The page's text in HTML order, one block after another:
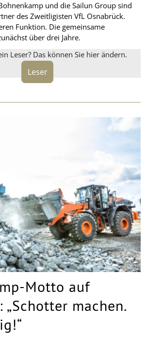
und die Sailun Group sind
des Zweitligisten VfL Osnabrück.
Funktion. Die gemeinsame
über drei Jahre.
Leser? Das können Sie hier ändern.
Leser
Motto auf
„Schotter machen.